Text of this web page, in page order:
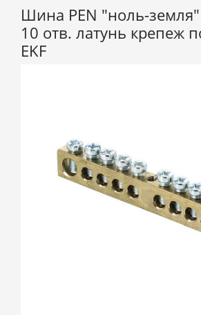
Шина PEN "ноль-
10 отв. латунь крепеж
EKF